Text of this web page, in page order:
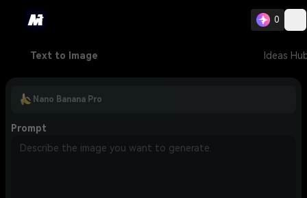
0
Text to Image Ideas
Nano Banana Pro
Prompt